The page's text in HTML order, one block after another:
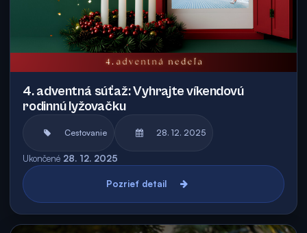
4. adventná súťaž: Vyhrajte víkendovú
rodinnú lyžovačku
Cestovanie 28. 12. 2025
Ukončené 28. 12. 2025
Pozrieť detail